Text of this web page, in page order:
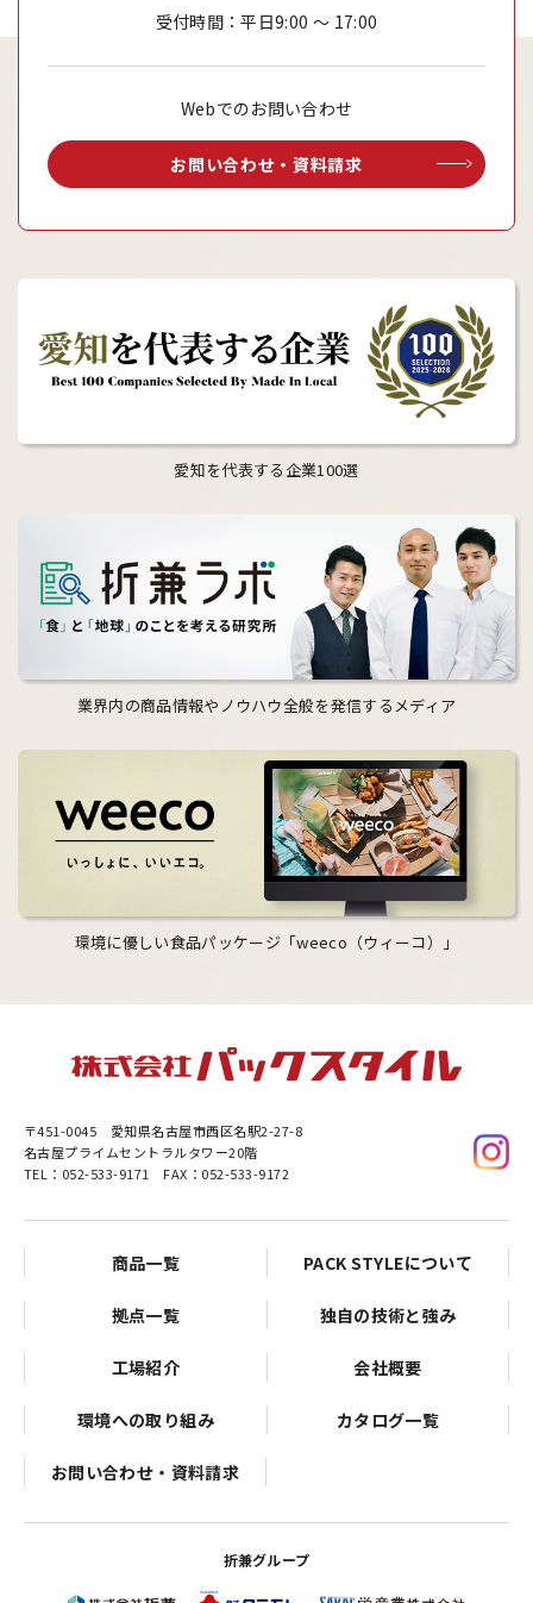
受付時間：平日9:00 ～ 17:00
Webでのお問い合わせ
お問い合わせ・資料請求
愛知を代表する企業100選
業界内の商品情報やノウハウ全般を発信するメディア
環境に優しい食品パッケージ「weeco（ウィーコ）」
〒451-0045 愛知県名古屋市西区名駅2-27-8
名古屋プライムセントラルタワー20階
TEL：052-533-9171 FAX：052-533-9172
商品一覧 PACK STYLEについて
拠点一覧 独自の技術と強み
工場紹介 会社概要
環境への取り組み カタログ一覧
お問い合わせ・資料請求
折兼グループ